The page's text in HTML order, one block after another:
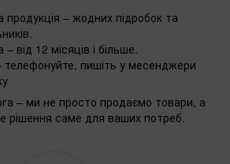
продукція – жодних підробок та
– від 12 місяців і більше.
телефонуйте, пишіть у месенджери
– ми не просто продаємо товари, а
рішення саме для ваших потреб.